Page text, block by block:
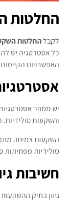
החלטות
לקבלהחלטות
כל אסטרטגיה יש לה
האפשרויות
יש מספר
והשקעות
השקעות צמיחה
סולידיות מפחיתות
חשיבות
גיוון בתיק